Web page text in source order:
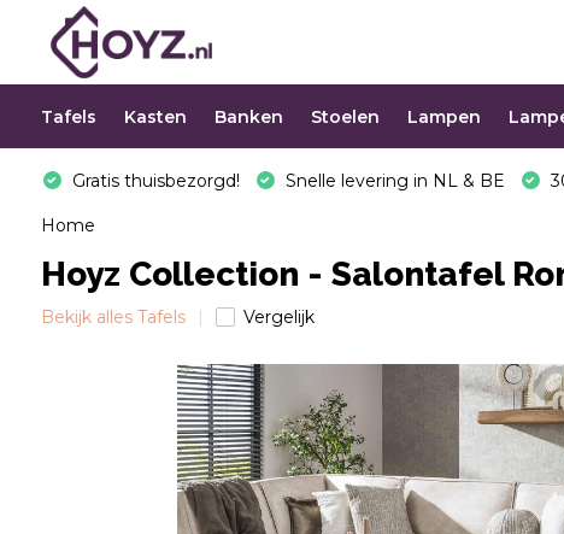
Tafels Kasten Banken Stoelen Lampen
Gratis thuisbezorgd! Snelle levering in NL & BE
Home
Hoyz Collection - Salontafel
Bekijk alles Tafels Vergelijk